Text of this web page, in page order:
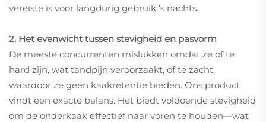
vereiste is voor langdurig gebruik ’s nachts.
2. Het evenwicht tussen stevigheid en pasvorm
De meeste concurrenten mislukken omdat ze of te
hard zijn, wat tandpijn veroorzaakt, of te zacht,
waardoor ze geen kaakretentie bieden. Ons product
vindt een exacte balans. Het biedt voldoende stevigheid
om de onderkaak effectief naar voren te houden—wat